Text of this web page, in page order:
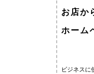
お店か
ホーム
ビジネスに